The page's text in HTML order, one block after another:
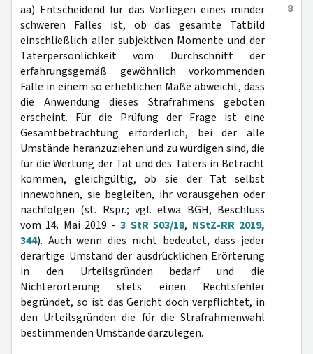
8
aa) Entscheidend für das Vorliegen eines minder
schweren Falles ist, ob das gesamte Tatbild
einschließlich aller subjektiven Momente und der
Täterpersönlichkeit vom Durchschnitt der
erfahrungsgemäß gewöhnlich vorkommenden
Fälle in einem so erheblichen Maße abweicht, dass
die Anwendung dieses Strafrahmens geboten
erscheint. Für die Prüfung der Frage ist eine
Gesamtbetrachtung erforderlich, bei der alle
Umstände heranzuziehen und zu würdigen sind, die
für die Wertung der Tat und des Täters in Betracht
kommen, gleichgültig, ob sie der Tat selbst
innewohnen, sie begleiten, ihr vorausgehen oder
nachfolgen (st. Rspr.; vgl. etwa BGH, Beschluss
vom 14. Mai 2019 -3 StR 503/18, NStZ-RR 2019,
344). Auch wenn dies nicht bedeutet, dass jeder
derartige Umstand der ausdrücklichen Erörterung
in den Urteilsgründen bedarf und die
Nichterörterung stets einen Rechtsfehler
begründet, so ist das Gericht doch verpflichtet, in
den Urteilsgründen die für die Strafrahmenwahl
bestimmenden Umstände darzulegen.